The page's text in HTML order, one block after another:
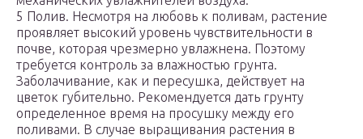
5 Полив. Несмотря на любовь к поливам, растение
проявляет высокий уровень чувствительности в
почве, которая чрезмерно увлажнена. Поэтому
требуется контроль за влажностью грунта.
Заболачивание, как и пересушка, действует на
цветок губительно. Рекомендуется дать грунту
определенное время на просушку между его
поливами. В случае выращивания растения в